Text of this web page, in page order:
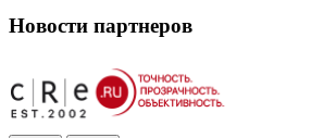
Новости партнеров